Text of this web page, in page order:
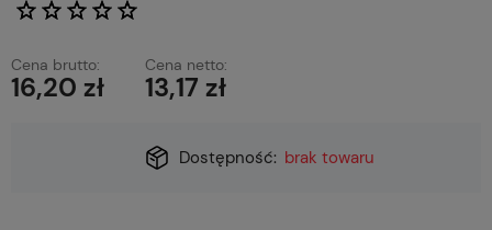
Cena brutto:
16,20 zł
Cena netto:
13,17 zł
Dostępność: brak towaru